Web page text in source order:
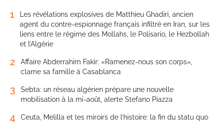
1
Les révélations explosives de Matthieu Ghadiri, ancien
agent du contre-espionnage français infiltré en Iran, sur les
liens entre le régime des Mollahs, le Polisario, le Hezbollah
et l’Algérie
2
Affaire Abderrahim Fakir: «Ramenez-nous son corps»,
clame sa famille à Casablanca
3
Sebta: un réseau algérien prépare une nouvelle
mobilisation à la mi-août, alerte Stefano Piazza
4 Ceuta, Melilla et les miroirs de l’histoire: la fin du statu quo